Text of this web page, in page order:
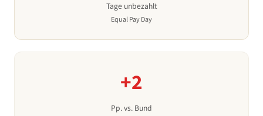
Tage unbezahlt
Equal Pay Day
+2
Pp. vs. Bund